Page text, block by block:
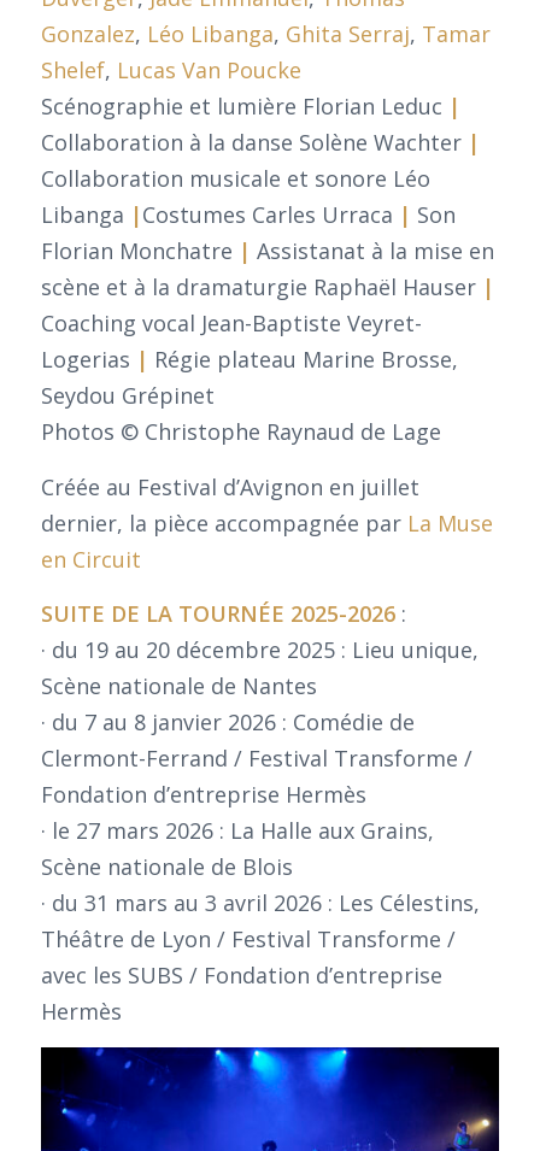
Gonzalez, Léo Libanga, Ghita Serraj, Tamar
Shelef, Lucas Van Poucke
Scénographie et lumière Florian Leduc |
Collaboration à la danse Solène Wachter |
Collaboration musicale et sonore Léo
Libanga | Costumes Carles Urraca | Son
Florian Monchatre | Assistanat à la mise en
scène et à la dramaturgie Raphaël Hauser |
Coaching vocal Jean-Baptiste Veyret-
Logerias | Régie plateau Marine Brosse,
Seydou Grépinet
Photos © Christophe Raynaud de Lage
Créée au Festival d’Avignon en juillet
dernier, la pièce accompagnée par La Muse
en Circuit
SUITE DE LA TOURNÉE 2025-2026:
· du 19 au 20 décembre 2025 : Lieu unique,
Scène nationale de Nantes
· du 7 au 8 janvier 2026 : Comédie de
Clermont-Ferrand / Festival Transforme /
Fondation d’entreprise Hermès
· le 27 mars 2026 : La Halle aux Grains,
Scène nationale de Blois
· du 31 mars au 3 avril 2026 : Les Célestins,
Théâtre de Lyon / Festival Transforme /
avec les SUBS / Fondation d’entreprise
Hermès